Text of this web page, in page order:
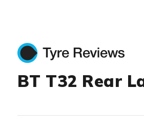
BT T32 Rear